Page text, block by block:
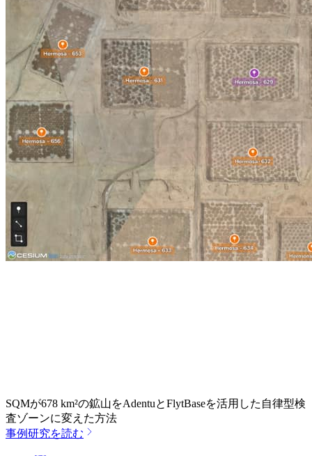
SQMが678 km²の鉱山をAdentuとFlytBaseを活用した自律型検
査ゾーンに変えた方法
事例研究を読む